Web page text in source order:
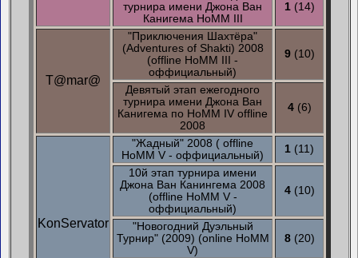
турнира имени Джона Ван
Канигема HoMM III
1(14)
T@mar@
"Приключения Шахтёра"
(Adventures of Shakti) 2008
(offline HoMM III -
оффициальный)
9(10)
Девятый этап ежегодного
турнира имени Джона Ван
Канигема по HoMM IV offline
2008
4(6)
KonServator
"Жадный" 2008 ( offline
HoMM V - оффициальный)
1 (11)
10й этап турнира имени
Джона Ван Канингема 2008
(offline HoMM V -
оффициальный)
4(10)
"Новогодний Дуэльный
Турнир" (2009) (online HoMM
V)
8(20)